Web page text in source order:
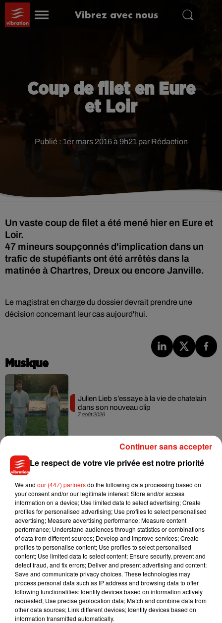
Vibrez avec nous
Coup de filet en Eure
et Loir
Publié : 1er mars 2016 à 9h21 par Rédaction
Un vaste coup de filet a été mené hier en Eure et
Loir.
47 mineurs soupçonnés d'implication dans un
trafic de stupéfiants ont été arrêtés dans la
matinée à Chartres, Dreux ou encore Janville.
Le magistrat en charge du dossier devrait prendre une
décision concernant leur cas aujourd'hui.
Musique
7 août 2026
Julien Lieb s’essaye à la vie de chatelain
dans son nouveau clip
Madonna sort enfin le remix de « Love
7 août 2026
Tayc et Didi B dévoilent le single le plus
dansant de l’année
7 août 2026
Angèle et Amélie Lens dévoilent leur
collaboration tant attendue
Le respect de votre vie privée est notre priorité
We and our (447) partnersdo the following data processing based on
your consent and/or our legitimate interest: Store and/or access
information on a device; Use limited data to select advertising; Create
profiles for personalised advertising; Use profiles to select personalised
advertising; Measure advertising performance; Measure content
performance; Understand audiences through statistics or combinations
of data from different sources; Develop and improve services; Create
profiles to personalise content; Use profiles to select personalised
content; Use limited data to select content; Ensure security, prevent and
detect fraud, and fix errors; Deliver and present advertising and content;
Save and communicate privacy choices. These technologies may
process personal data such as IP address and browsing data to offer
following functionalities: Identify devices based on information actively
requested; Use precise geolocation data; Match and combine data from
other data sources; Link different devices; Identify devices based on
information transmitted automatically.
Continuer sans accepter